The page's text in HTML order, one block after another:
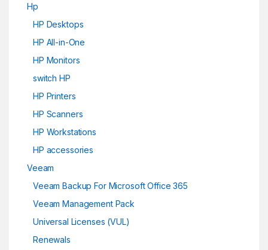
Hp
HP Desktops
HP All-in-One
HP Monitors
switch HP
HP Printers
HP Scanners
HP Workstations
HP accessories
Veeam
Veeam Backup For Microsoft Office 365
Veeam Management Pack
Universal Licenses (VUL)
Renewals